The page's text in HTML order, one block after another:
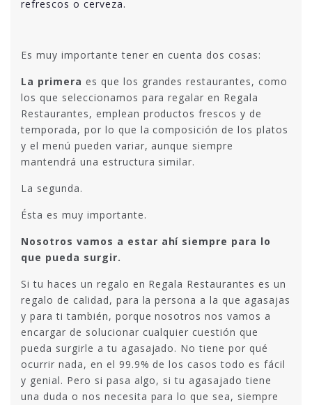
refrescos o cerveza.
Es muy importante tener en cuenta dos cosas:
La primera es que los grandes restaurantes, como
los que seleccionamos para regalar en Regala
Restaurantes, emplean productos frescos y de
temporada, por lo que la composición de los platos
y el menú pueden variar, aunque siempre
mantendrá una estructura similar.
La segunda.
Ésta es muy importante.
Nosotros vamos a estar ahí siempre para lo
que pueda surgir.
Si tu haces un regalo en Regala Restaurantes es un
regalo de calidad, para la persona a la que agasajas
y para ti también, porque nosotros nos vamos a
encargar de solucionar cualquier cuestión que
pueda surgirle a tu agasajado. No tiene por qué
ocurrir nada, en el 99.9% de los casos todo es fácil
y genial. Pero si pasa algo, si tu agasajado tiene
una duda o nos necesita para lo que sea, siempre